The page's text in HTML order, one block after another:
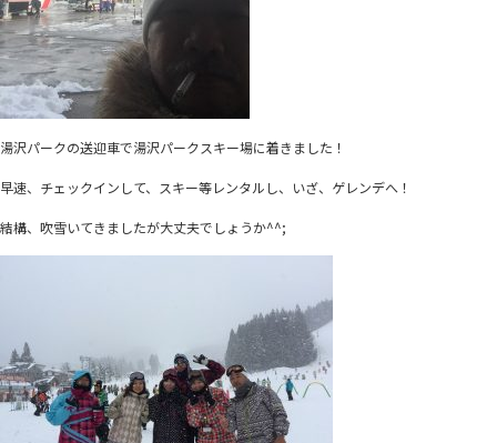
湯沢パークの送迎車で湯沢パークスキー場に着きました！
早速、チェックインして、スキー等レンタルし、いざ、ゲレンデへ！
結構、吹雪いてきましたが大丈夫でしょうか^^;